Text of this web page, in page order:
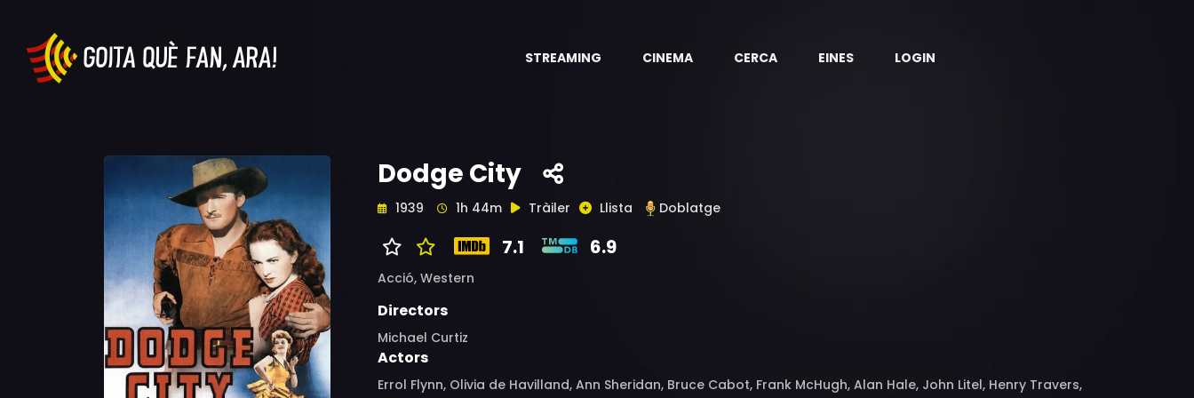
STREAMING CINEMA CERCA EINES LOGIN
Dodge City
1939 1h 44m Tràiler Llista Doblatge
7.1 6.9
Acció, Western
Directors
Michael Curtiz
Actors
Errol Flynn, Olivia de Havilland, Ann Sheridan, Bruce Cabot, Frank McHugh, Alan Hale, John Litel, Henry Travers,